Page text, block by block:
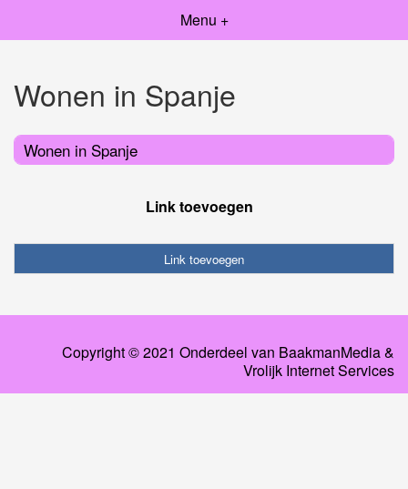
Menu +
Wonen in Spanje
Wonen in Spanje
Link toevoegen
Link toevoegen
Copyright © 2021 Onderdeel van BaakmanMedia&
Vrolijk Internet Services